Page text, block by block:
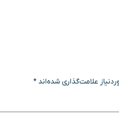
علامت‌گذاری شده‌اند*